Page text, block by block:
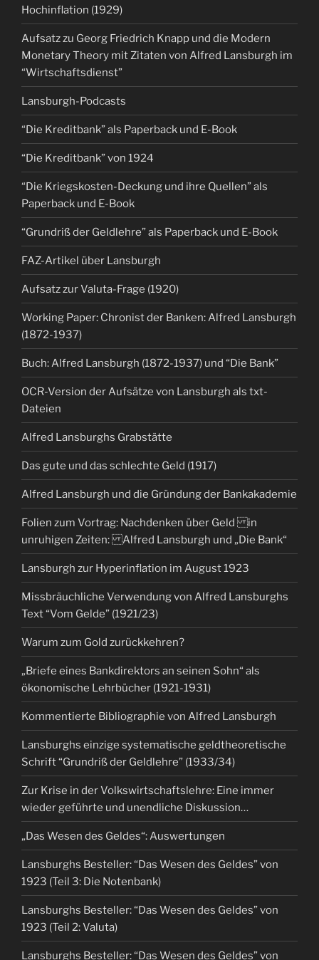
Hochinflation (1929)
Aufsatz zu Georg Friedrich Knapp und die Modern
Monetary Theory mit Zitaten von Alfred Lansburgh im
“Wirtschaftsdienst”
Lansburgh-Podcasts
“Die Kreditbank” als Paperback und E-Book
“Die Kreditbank” von 1924
“Die Kriegskosten-Deckung und ihre Quellen” als
Paperback und E-Book
“Grundriß der Geldlehre” als Paperback und E-Book
FAZ-Artikel über Lansburgh
Aufsatz zur Valuta-Frage (1920)
Working Paper: Chronist der Banken: Alfred Lansburgh
(1872-1937)
Buch: Alfred Lansburgh (1872-1937) und “Die Bank”
OCR-Version der Aufsätze von Lansburgh als txt-
Dateien
Alfred Lansburghs Grabstätte
Das gute und das schlechte Geld (1917)
Alfred Lansburgh und die Gründung der Bankakademie
Folien zum Vortrag: Nachdenken über Geld in
unruhigen Zeiten: Alfred Lansburgh und „Die Bank“
Lansburgh zur Hyperinflation im August 1923
Missbräuchliche Verwendung von Alfred Lansburghs
Text “Vom Gelde” (1921/23)
Warum zum Gold zurückkehren?
„Briefe eines Bankdirektors an seinen Sohn“ als
ökonomische Lehrbücher (1921-1931)
Kommentierte Bibliographie von Alfred Lansburgh
Lansburghs einzige systematische geldtheoretische
Schrift “Grundriß der Geldlehre” (1933/34)
Zur Krise in der Volkswirtschaftslehre: Eine immer
wieder geführte und unendliche Diskussion…
„Das Wesen des Geldes“: Auswertungen
Lansburghs Besteller: “Das Wesen des Geldes” von
1923 (Teil 3: Die Notenbank)
Lansburghs Besteller: “Das Wesen des Geldes” von
1923 (Teil 2: Valuta)
Lansburghs Besteller: “Das Wesen des Geldes” von